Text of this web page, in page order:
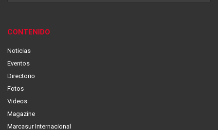
CONTENIDO
Noticias
Eventos
Directorio
Fotos
Videos
Magazine
Marcasur Internacional